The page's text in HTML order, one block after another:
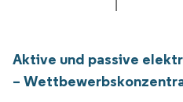
Aktive und passive
–